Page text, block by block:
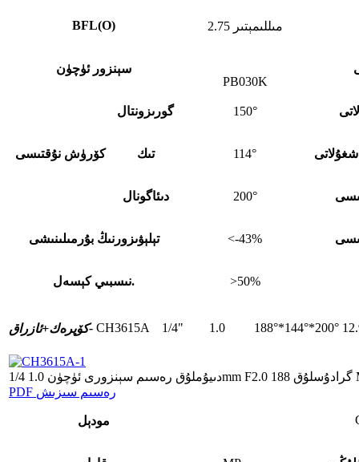
BFL(O) 2.75 مىللىمېتىر
سېنزور ئۈچۈن
PB030K
كۆرۈش نۇقتىسى
گورىزونتال 150°
تىك 114°
دىئاگونال 200°
تېلېۋىزورنىڭ بۇرمىلىنىشى <-43%
نىسبىي كېسەل. >50%
كۆپرەك+ئازراق- CH3615A 1/4" 1.0 188°*144°*200°
PDF رەسىم سىزىش
مودېل